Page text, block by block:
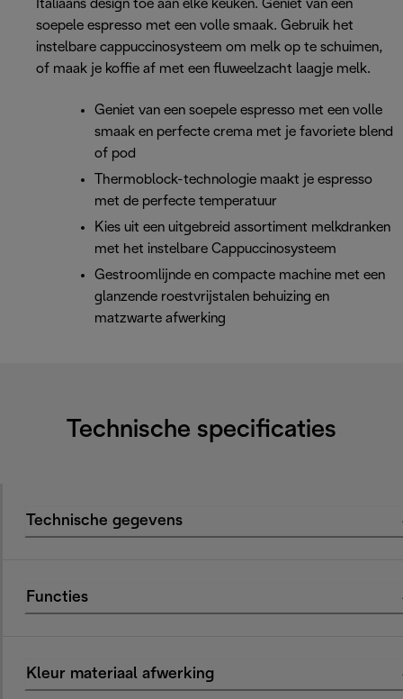
Italiaans design toe aan elke keuken. Geniet van een
soepele espresso met een volle smaak. Gebruik het
instelbare cappuccinosysteem om melk op te schuimen,
of maak je koffie af met een fluweelzacht laagje melk.
Geniet van een soepele espresso met een volle
smaak en perfecte crema met je favoriete blend
of pod
Thermoblock-technologie maakt je espresso
met de perfecte temperatuur
Kies uit een uitgebreid assortiment melkdranken
met het instelbare Cappuccinosysteem
Gestroomlijnde en compacte machine met een
glanzende roestvrijstalen behuizing en
matzwarte afwerking
Technische specificaties
Technische gegevens
Functies
Kleur materiaal afwerking